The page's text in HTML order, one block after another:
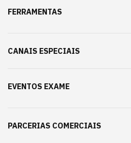
FERRAMENTAS
CANAIS ESPECIAIS
EVENTOS EXAME
PARCERIAS COMERCIAIS